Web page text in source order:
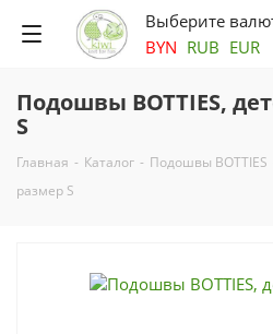
Выберите
BYN RUB EUR
Подошвы BOTTIES,
S
Главная - Каталог - Подошвы BOTTIES
размер S